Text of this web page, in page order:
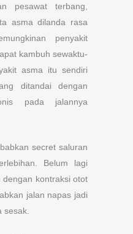
pesawat terbang,
asma dilanda rasa
penyakit
kambuh sewaktu-
asma itu sendiri
ditandai dengan
pada jalannya
secret saluran
Belum lagi
kontraksi otot
jalan napas jadi
sesak.